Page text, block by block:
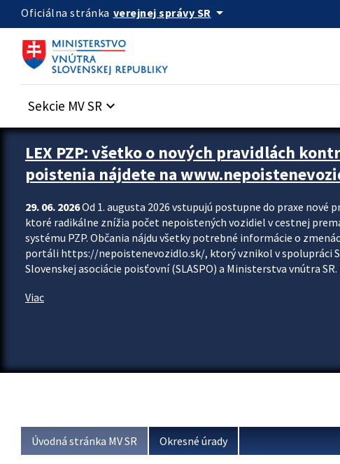
Preskocit na hlavný obsah
Oficiálna stránka verejnej správy SR arrow_drop_down
Sekcie MV SR keyboard_arrow_down
Zastavit automatický posun upútavok
LEX PZP: všetko o nových pravidlách
poistenia nájdete na
29. 06. 2026Od 1. augusta 2026 vstupujú postupne do praxe nové
ktoré radikálne znížia počet nepoistených vozidiel v cestnej
systému PZP. Občania nájdu všetky potrebné informácie o
portáli https://nepoistenevozidlo.sk/, ktorý vznikol v spolupráci
Slovenskej asociácie poisťovní (SLASPO) a Ministerstva vnútra
Viac
Úvodná stránka MV SR Okresné úrady